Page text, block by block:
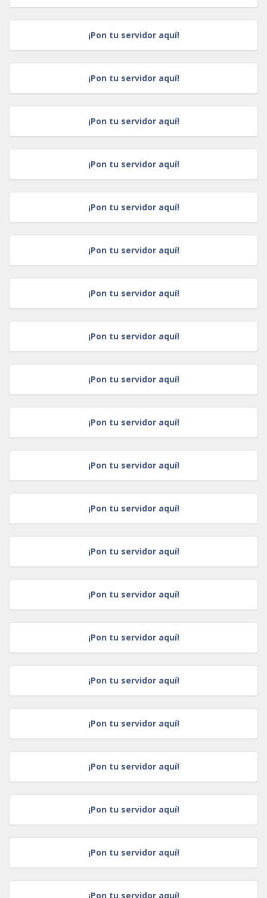
¡Pon tu servidor aquí!
¡Pon tu servidor aquí!
¡Pon tu servidor aquí!
¡Pon tu servidor aquí!
¡Pon tu servidor aquí!
¡Pon tu servidor aquí!
¡Pon tu servidor aquí!
¡Pon tu servidor aquí!
¡Pon tu servidor aquí!
¡Pon tu servidor aquí!
¡Pon tu servidor aquí!
¡Pon tu servidor aquí!
¡Pon tu servidor aquí!
¡Pon tu servidor aquí!
¡Pon tu servidor aquí!
¡Pon tu servidor aquí!
¡Pon tu servidor aquí!
¡Pon tu servidor aquí!
¡Pon tu servidor aquí!
¡Pon tu servidor aquí!
¡Pon tu servidor aquí!